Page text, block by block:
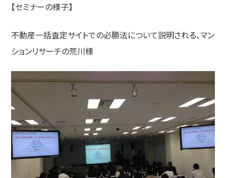
【セミナーの様子】
不動産一括査定サイトでの必勝法について説明される、マン
ションリサーチの荒川様